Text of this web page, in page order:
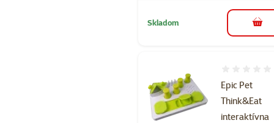
Skladom do
Epic Pet
Think&Eat
interaktívna